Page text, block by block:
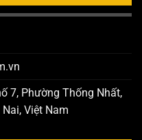
7, Phường Thống Nhất,
Việt Nam